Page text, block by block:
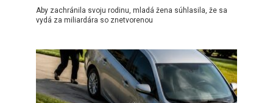
Aby zachránila svoju rodinu, mladá žena súhlasila, že sa
vydá za miliardára so znetvorenou